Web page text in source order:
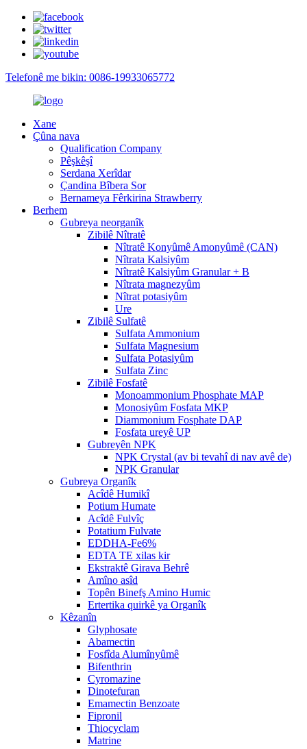
Telefonê me bikin: 0086-19933065772
Xane
Çûna nava
Qualification Company
Pêşkêşî
Serdana Xerîdar
Çandina Bîbera Sor
Bernameya Fêrkirina Strawberry
Berhem
Gubreya neorganîk
Zibilê Nîtratê
Nîtratê Konyûmê Amonyûmê (CAN)
Nîtrata Kalsiyûm
Nîtratê Kalsiyûm Granular + B
Nîtrata magnezyûm
Nîtrat potasiyûm
Ure
Zibilê Sulfatê
Sulfata Ammonium
Sulfata Magnesium
Sulfata Potasiyûm
Sulfata Zinc
Zibilê Fosfatê
Monoammonium Phosphate MAP
Monosiyûm Fosfata MKP
Diammonium Fosphate DAP
Fosfata ureyê UP
Gubreyên NPK
NPK Crystal (av bi tevahî di nav avê de)
NPK Granular
Gubreya Organîk
Acîdê Humikî
Potium Humate
Acîdê Fulvîç
Potatium Fulvate
EDDHA-Fe6%
EDTA TE xilas kir
Ekstraktê Girava Behrê
Amîno asîd
Topên Binefş Amino Humic
Ertertika quirkê ya Organîk
Kêzanîn
Glyphosate
Abamectin
Fosfîda Alumînyûmê
Bifenthrin
Cyromazine
Dinotefuran
Emamectin Benzoate
Fipronil
Thiocyclam
Matrine